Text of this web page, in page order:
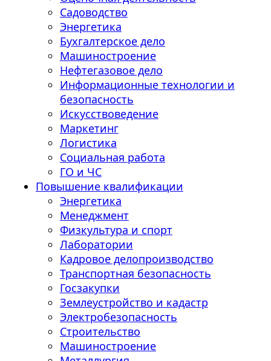
Садоводство
Энергетика
Бухгалтерское дело
Машиностроение
Нефтегазовое дело
Информационные технологии и
безопасность
Искусствоведение
Маркетинг
Логистика
Социальная работа
ГО и ЧС
Повышение квалификации
Энергетика
Менеджмент
Физкультура и спорт
Лаборатории
Кадровое делопроизводство
Транспортная безопасность
Госзакупки
Землеустройство и кадастр
Электробезопасность
Строительство
Машиностроение